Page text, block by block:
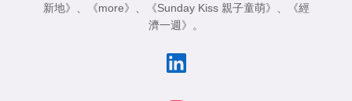
新地》
《more》 《Sunday Kiss 親子童萌》
《經
濟一週》
。